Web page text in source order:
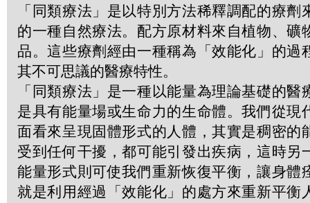
「同類療法」是以特別方法稀釋調配的療劑
的一種自然療法。配方原材料來自植物、礦
品。這些療劑經由一種稱為「效能化」的過
其不可思議的醫療特性。
「同類療法」是一種以能量為理論基礎的醫
是具有能量場或生命力的生命體。我們從現
面看來呈現固體形式的人體，其實是稠密的
受到任何干擾，都可能引發出疾病，這時另
能量形式則可使我們重新恢復平衡，讓身體
就是利用經過「效能化」的處方來重新平衡